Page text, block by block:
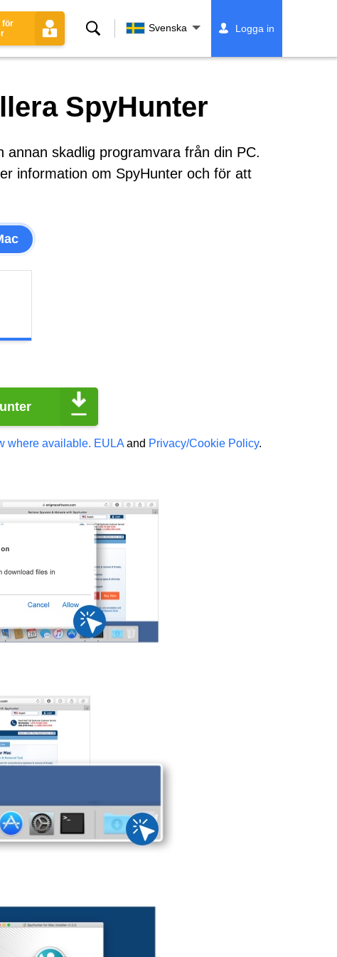
för
Sök Svenska Logga in
SpyHunter
skadlig programvara från din PC.
information om SpyHunter och för att
where available. EULA and Privacy/Cookie Policy.